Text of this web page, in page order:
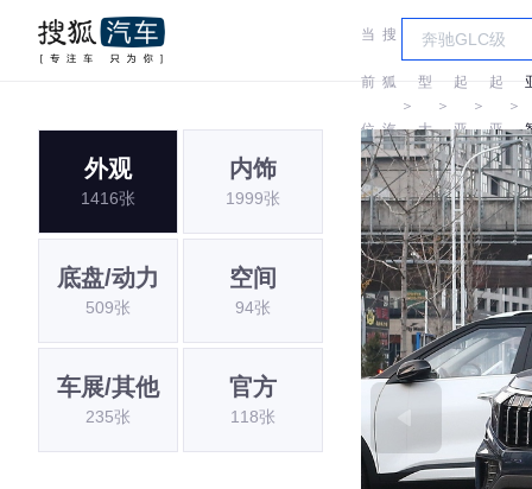
当
前
位
置:
搜
狐
汽
车
＞
车
型
大
全
＞
起
亚
＞
起
亚
＞
外观
1416张
内饰
1999张
底盘/动力
509张
空间
94张
车展/其他
235张
官方
118张